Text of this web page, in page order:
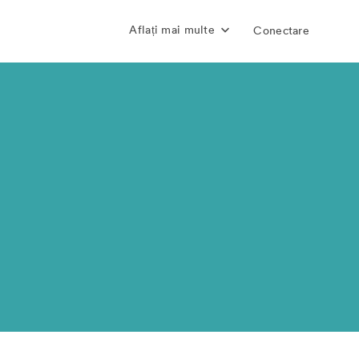
Aflați mai multe Conectare